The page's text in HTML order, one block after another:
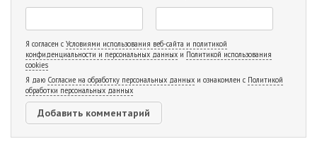
Я согласен с Условиями использования веб-сайта и политикой
конфиденциальности и персональных данных и Политикой использования
cookies
Я даю Согласие на обработку персональных данных и ознакомлен с Политикой
обработки персональных данных